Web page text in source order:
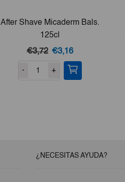
After Shave Micaderm Bals.
125cl
€3,72 El
precio
original
€3,16El
precio
actual
- +
¿NECESITAS AYUDA?